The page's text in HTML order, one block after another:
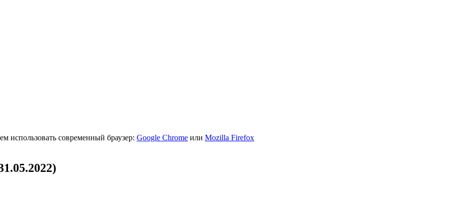
использовать современный браузер: Google Chrome или Mozilla Firefox